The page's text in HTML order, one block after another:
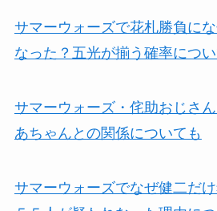
サマーウォーズで花札勝負に
なった？五光が揃う確率につ
サマーウォーズ・侘助おじさ
あちゃんとの関係についても
サマーウォーズでなぜ健二だ